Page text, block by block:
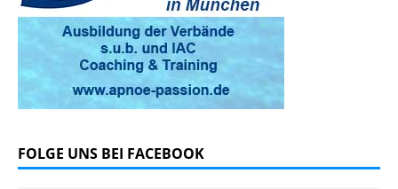
FOLGE UNS BEI FACEBOOK